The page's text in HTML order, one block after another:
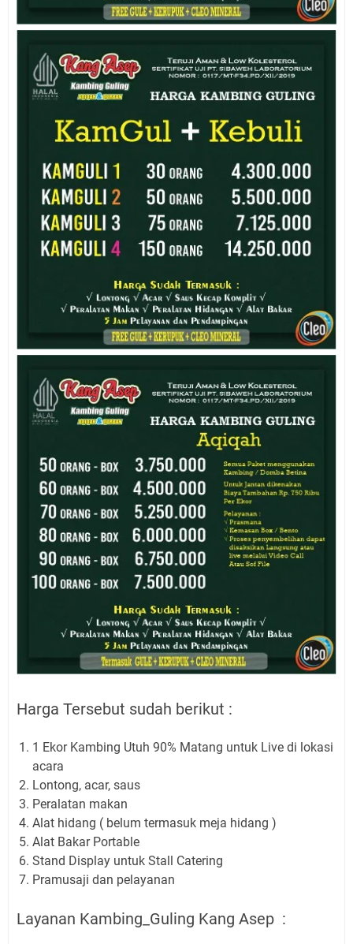
Harga Tersebut sudah berikut :
1 Ekor Kambing Utuh 90% Matang untuk Live di lokasi
acara
Lontong, acar, saus
Peralatan makan
Alat hidang ( belum termasuk meja hidang )
Alat Bakar Portable
Stand Display untuk Stall Catering
Pramusaji dan pelayanan
Layanan Kambing_Guling Kang Asep :